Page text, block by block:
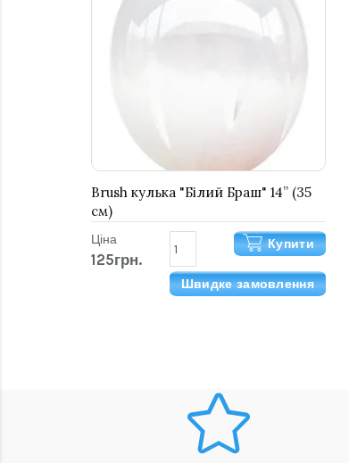
Brush кулька "Білий Браш" 14” (35
см)
Ціна
125грн.
Купити
Швидке замовлення